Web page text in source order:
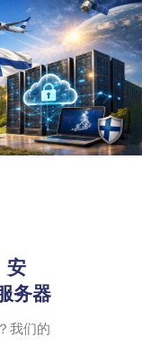
安
务器
我们的